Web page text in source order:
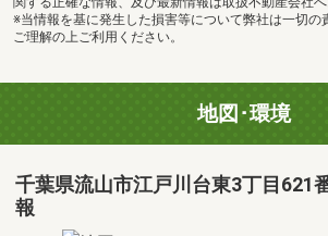
※当情報を基に発生した損害等について弊社は一切の
ご理解の上ご利用ください。
地図･環境
千葉県流山市江戸川台東3丁目621
報